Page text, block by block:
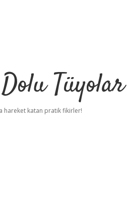
Tüyolar
hareket katan pratik fikirler!